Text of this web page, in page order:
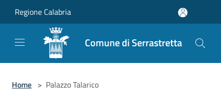
Regione Calabria
Comune di Serrastretta
Home > Palazzo Talarico